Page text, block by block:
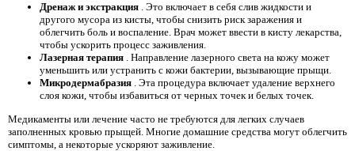
Дренаж и экстракция . Это включает в себя слив жидкости и
другого мусора из кисты, чтобы снизить риск заражения и
облегчить боль и воспаление. Врач может ввести в кисту лекарства,
чтобы ускорить процесс заживления.
Лазерная терапия . Направление лазерного света на кожу может
уменьшить или устранить с кожи бактерии, вызывающие прыщи.
Микродермабразия . Эта процедура включает удаление верхнего
слоя кожи, чтобы избавиться от черных точек и белых точек.
Медикаменты или лечение часто не требуются для легких случаев
заполненных кровью прыщей. Многие домашние средства могут облегчить
симптомы, а некоторые ускоряют заживление.